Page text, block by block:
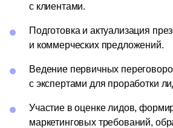
с клиентами.
Подготовка и актуализация
и коммерческих предложений.
Ведение первичных
с экспертами для проработки
Участие в оценке лидов,
маркетинговых требований,